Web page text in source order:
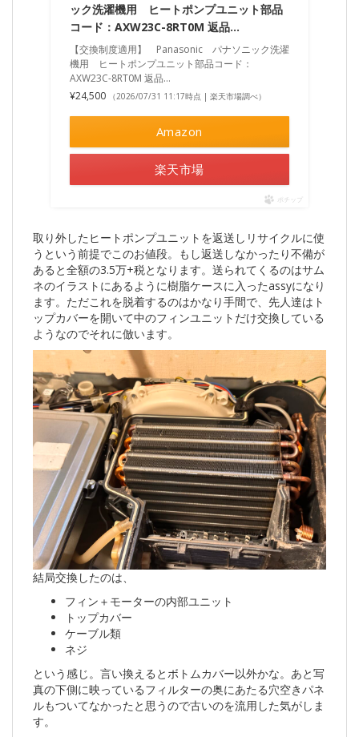
ック洗濯機用 ヒートポンプユニット部品
コード：AXW23C-8RT0M 返品…
【交換制度適用】 Panasonic パナソニック洗濯
機用 ヒートポンプユニット部品コード：
AXW23C-8RT0M 返品…
¥24,500
（2026/07/31 11:17時点 | 楽天市場調べ）
Amazon
楽天市場
ポチップ
取り外したヒートポンプユニットを返送しリサイクルに使
うという前提でこのお値段。もし返送しなかったり不備が
あると全額の3.5万+税となります。送られてくるのはサム
ネのイラストにあるように樹脂ケースに入ったassyになり
ます。ただこれを脱着するのはかなり手間で、先人達はト
ップカバーを開いて中のフィンユニットだけ交換している
ようなのでそれに倣います。
結局交換したのは、
フィン＋モーターの内部ユニット
トップカバー
ケーブル類
ネジ
という感じ。言い換えるとボトムカバー以外かな。あと写
真の下側に映っているフィルターの奥にあたる穴空きパネ
ルもついてなかったと思うので古いのを流用した気がしま
す。